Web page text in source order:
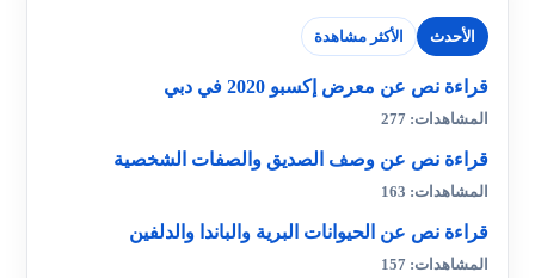
الأحدث الأكثر مشاهدة
قراءة نص عن معرض إكسبو 2020 في دبي
المشاهدات: 277
قراءة نص عن وصف الصديق والصفات الشخصية
المشاهدات: 163
قراءة نص عن الحيوانات البرية والباندا والدلفين
المشاهدات: 157